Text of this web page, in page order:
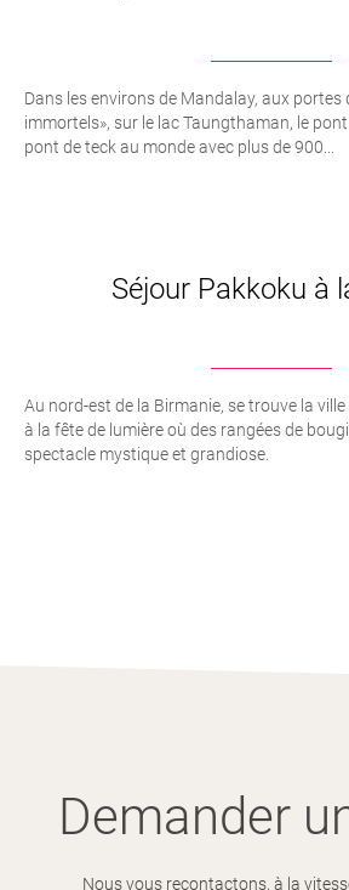
Dans les environs de Mandalay, aux portes
immortels», sur le lac Taungthaman, le
pont de teck au monde avec plus de 900...
Séjour Pakkoku à
Au nord-est de la Birmanie, se trouve la
à la fête de lumière où des rangées de
spectacle mystique et grandiose.
Demander
Nous vous recontactons, à la